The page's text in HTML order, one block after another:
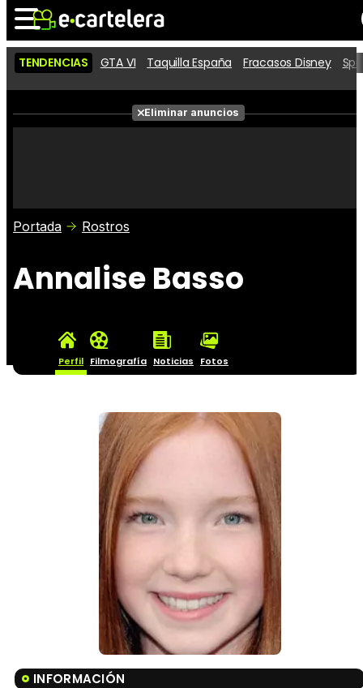
Noticias Cartelera
Películas
Críticas
TENDENCIAS GTA VI Taquilla España Fracasos Disney
Eliminar anuncios
Portada Rostros
Annalise Basso
Perfil Filmografía Noticias Fotos
INFORMACIÓN